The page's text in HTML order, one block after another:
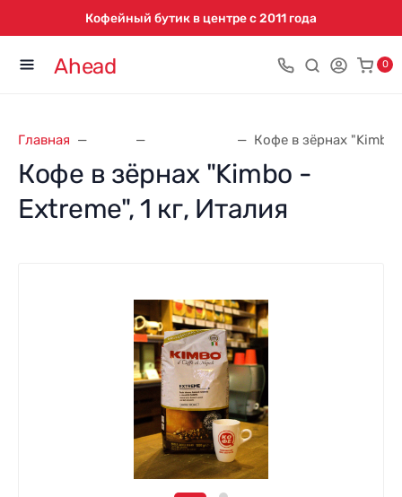
Кофейный бутик в центре с 2011 года
Ahead 0
Главная Кофе в зёрнах "Kimbo
Кофе в зёрнах "Kimbo -
Extreme", 1 кг, Италия